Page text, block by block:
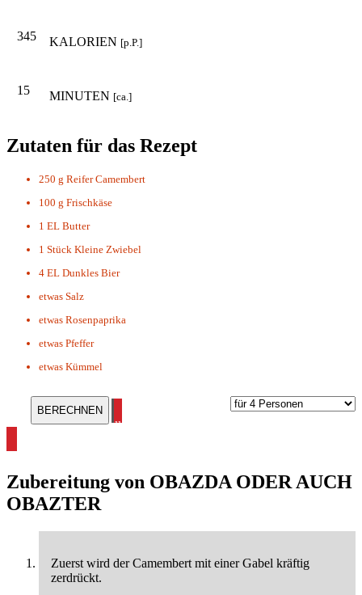
345 KALORIEN [p.P.]
15 MINUTEN [ca.]
Zutaten für das Rezept
250 g Reifer Camembert
100 g Frischkäse
1 EL Butter
1 Stück Kleine Zwiebel
4 EL Dunkles Bier
etwas Salz
etwas Rosenpaprika
etwas Pfeffer
etwas Kümmel
alle Rezepte aus Bayern ansehen
Zubereitung von OBAZDA ODER AUCH
OBAZTER
Zuerst wird der Camembert mit einer Gabel kräftig
zerdrückt.